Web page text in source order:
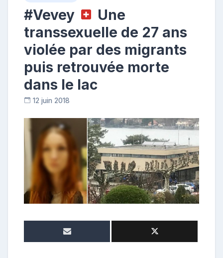
#Vevey
Une
transsexuelle de 27 ans
violée par des migrants
puis retrouvée morte
dans le lac
12 juin 2018
u
t
r